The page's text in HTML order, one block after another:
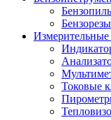
Бензорезы
Токовые